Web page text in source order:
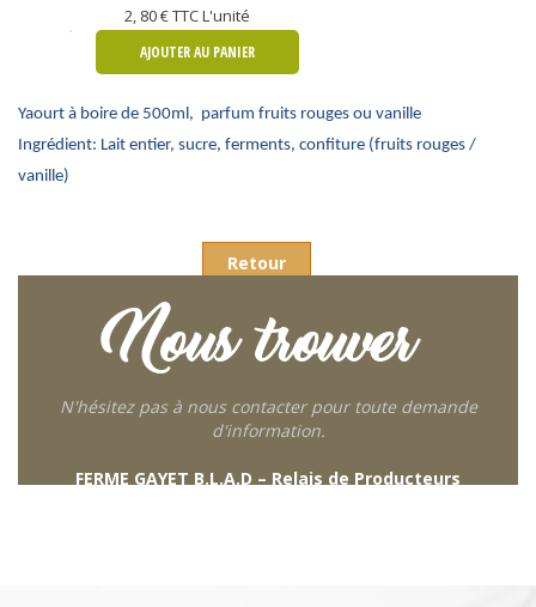
2, 80 €TTC L'unité
AJOUTER AU PANIER
Yaourt à boire de 500ml, parfum fruits rouges ou vanille
Ingrédient: Lait entier, sucre, ferments, confiture (fruits rouges /
vanille)
Retour
Nous trouver
N'hésitez pas à nous contacter pour toute demande
d'information.
FERME GAYET B.L.A.D – Relais de Producteurs